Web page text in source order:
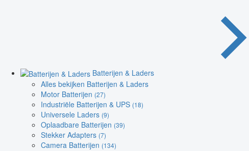
Batterijen & Laders
Alles bekijken Batterijen & Laders
Motor Batterijen (27)
Industriële Batterijen & UPS (18)
Universele Laders (9)
Oplaadbare Batterijen (39)
Stekker Adapters (7)
Camera Batterijen (134)